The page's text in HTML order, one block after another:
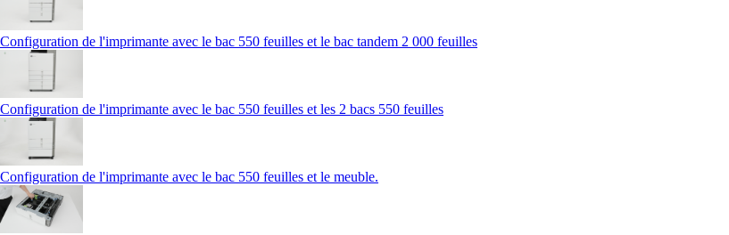
Configuration de l'imprimante avec le bac 550 feuilles et le bac tandem 2 000 feuilles
Configuration de l'imprimante avec le bac 550 feuilles et les 2 bacs 550 feuilles
Configuration de l'imprimante avec le bac 550 feuilles et le meuble.